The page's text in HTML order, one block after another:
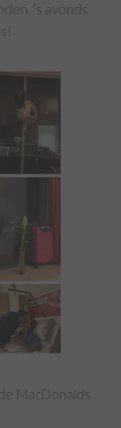
’s avonds
MacDonalds